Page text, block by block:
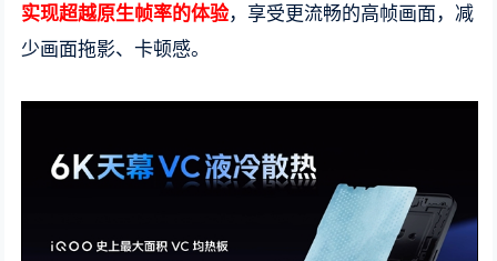
实现超越原生帧率的体验，享受更流畅的高帧画面，减
少画面拖影、卡顿感。